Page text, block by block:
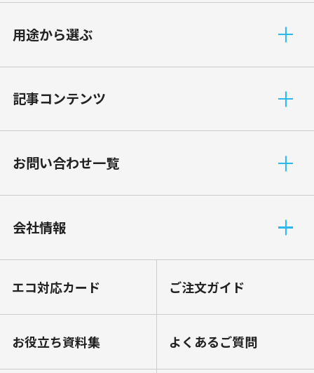
⽤途から選ぶ
記事コンテンツ
お問い合わせ一覧
会社情報
エコ対応カード ご注文ガイド
お役⽴ち資料集 よくあるご質問